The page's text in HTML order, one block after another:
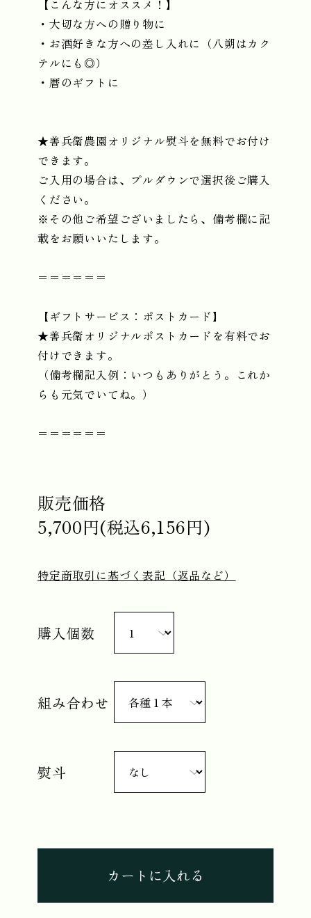
【こんな方にオススメ！】
・大切な方への贈り物に
・お酒好きな方への差し入れに（八朔はカク
テルにも◎）
・暦のギフトに
★善兵衛農園オリジナル熨斗を無料でお付け
できます。
ご入用の場合は、プルダウンで選択後ご購入
ください。
※その他ご希望ございましたら、備考欄に記
載をお願いいたします。
＝＝＝＝＝＝
【ギフトサービス：ポストカード】
★善兵衛オリジナルポストカードを有料でお
付けできます。
（備考欄記入例：いつもありがとう。これか
らも元気でいてね。）
＝＝＝＝＝＝
販売価格
5,700円(税込6,156円)
特定商取引に基づく表記（返品など）
購入個数
組み合わせ
熨斗
カートに入れる